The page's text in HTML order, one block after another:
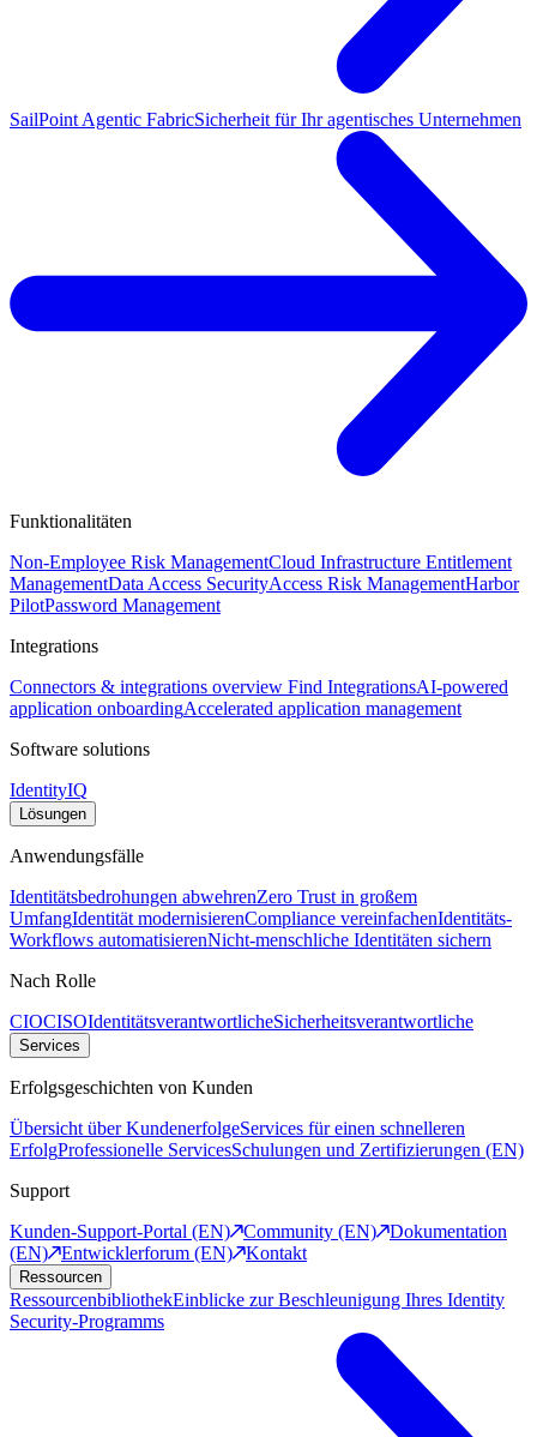
SailPoint Agentic FabricSicherheit für Ihr agentisches Unternehmen
Funktionalitäten
Non-Employee Risk ManagementCloud Infrastructure Entitlement
ManagementData Access SecurityAccess Risk ManagementHarbor
PilotPassword Management
Integrations
Connectors & integrations overview Find IntegrationsAI-powered
application onboardingAccelerated application management
Software solutions
IdentityIQ
Lösungen
Anwendungsfälle
Identitätsbedrohungen abwehrenZero Trust in großem
UmfangIdentität modernisierenCompliance vereinfachenIdentitäts-
Workflows automatisierenNicht-menschliche Identitäten sichern
Nach Rolle
CIOCISOIdentitätsverantwortlicheSicherheitsverantwortliche
Services
Erfolgsgeschichten von Kunden
Übersicht über KundenerfolgeServices für einen schnelleren
ErfolgProfessionelle ServicesSchulungen und Zertifizierungen (EN)
Support
Kunden-Support-Portal (EN)
Community (EN)
Dokumentation
(EN)
Entwicklerforum (EN) Kontakt
Ressourcen
RessourcenbibliothekEinblicke zur Beschleunigung Ihres Identity
Security-Programms